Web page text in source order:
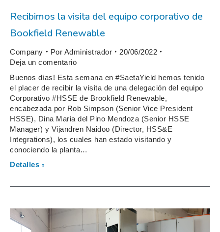
Recibimos la visita del equipo corporativo de
Bookfield Renewable
Company Por Administrador
20/06/2022
Deja un comentario
Buenos días! Esta semana en #SaetaYield hemos tenido
el placer de recibir la visita de una delegación del equipo
Corporativo #HSSE de Brookfield Renewable,
encabezada por Rob Simpson (Senior Vice President
HSSE), Dina Maria del Pino Mendoza (Senior HSSE
Manager) y Vijandren Naidoo (Director, HSS&E
Integrations), los cuales han estado visitando y
conociendo la planta…
Detalles